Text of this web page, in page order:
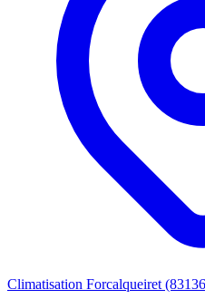
Climatisation Forcalqueiret